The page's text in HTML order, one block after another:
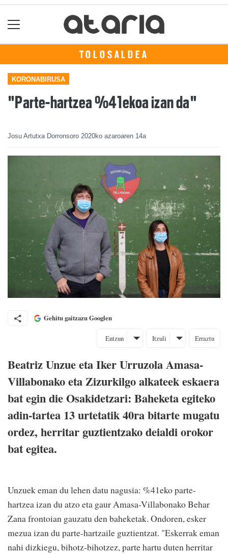
TOLOSALDEA
KORONABIRUSA
"Parte-hartzea %41ekoa izan da"
Josu Artutxa Dorronsoro 2020ko azaroaren 14a
Gehitu gaitzazu Googlen
Entzun Itzuli Erraztu
Beatriz Unzue eta Iker Urruzola Amasa-
Villabonako eta Zizurkilgo alkateek eskaera
bat egin die Osakidetzari: Baheketa egiteko
adin-tartea 13 urtetatik 40ra bitarte mugatu
ordez, herritar guztientzako deialdi orokor
bat egitea.
Unzuek eman du lehen datu nagusia: %41eko parte-
hartzea izan du atzo eta gaur Amasa-Villabonako Behar
Zana frontoian gauzatu den baheketak. Ondoren, esker
mezua izan du parte-hartzaile guztientzat. "Eskerrak eman
nahi dizkiegu, bihotz-bihotzez, parte hartu duten herritar